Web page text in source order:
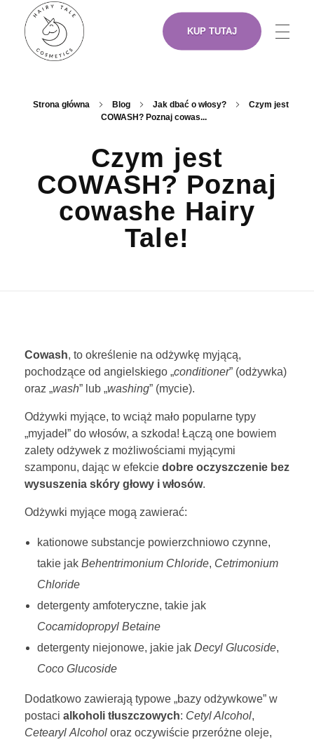
Hairy Tale Cosmetics
KUP TUTAJ
KONTAKT
ENGLISH
Strona główna Blog Jak dbać o włosy?
Czym jest
COWASH? Poznaj cowas...
Czym jest
COWASH? Poznaj
cowashe Hairy
Tale!
C
z
m
j
e
s
t
C
O
W
A
S
H
Cowash, to określenie na odżywkę myjącą,
pochodzące od angielskiego „conditioner” (odżywka)
oraz „wash” lub „washing” (mycie).
Odżywki myjące, to wciąż mało popularne typy
„myjadeł” do włosów, a szkoda! Łączą one bowiem
zalety odżywek z możliwościami myjącymi
szamponu, dając w efekcie dobre oczyszczenie bez
wysuszenia skóry głowy i włosów.
Odżywki myjące mogą zawierać:
kationowe substancje powierzchniowo czynne,
takie jak Behentrimonium Chloride, Cetrimonium
Chloride
detergenty amfoteryczne, takie jak
Cocamidopropyl Betaine
detergenty niejonowe, jakie jakDecyl Glucoside,
Coco Glucoside
Dodatkowo zawierają typowe „bazy odżywkowe” w
postaci alkoholi tłuszczowych: Cetyl Alcohol,
Cetearyl Alcohol oraz oczywiście przeróżne oleje,